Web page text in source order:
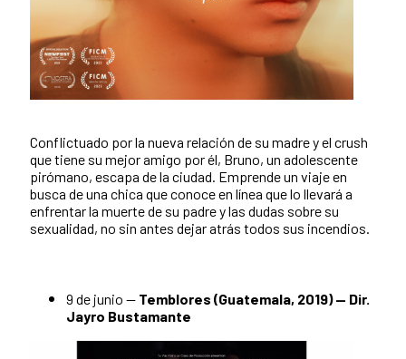
Conflictuado por la nueva relación de su madre y el crush
que tiene su mejor amigo por él, Bruno, un adolescente
pirómano, escapa de la ciudad. Emprende un viaje en
busca de una chica que conoce en línea que lo llevará a
enfrentar la muerte de su padre y las dudas sobre su
sexualidad, no sin antes dejar atrás todos sus incendios.
9 de junio — Temblores (Guatemala, 2019) — Dir.
Jayro Bustamante